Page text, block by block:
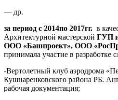
— др.
за период с 2014по 2017гг. в
Архитектурной мастерской ГУП
ООО «Башпроект», ООО
принимала участие в разработке
-Вертолетный клуб аэродрома
Кушнаренковского района РБ.
рабочая документация;